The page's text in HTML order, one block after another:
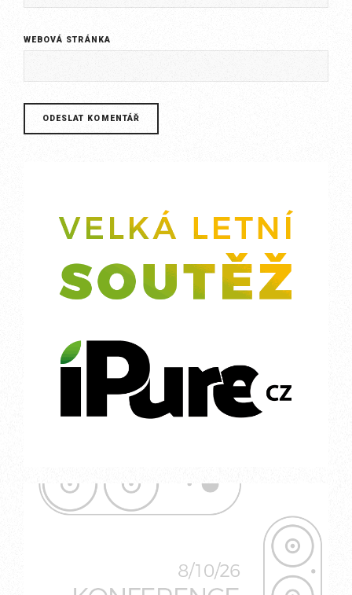
WEBOVÁ STRÁNKA